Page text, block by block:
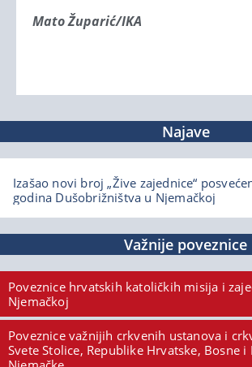
Mato Župarić/IKA
Najave
Izašao novi broj „Žive zajednice“
godina Dušobrižništva u Njemačkoj
Važnije poveznice
Poveznice hrvatskih katoličkih misija i
Njemačkoj
Poveznice važnijih crkvenih ustanova i
Svete Stolice, Republike Hrvatske, Bosne i